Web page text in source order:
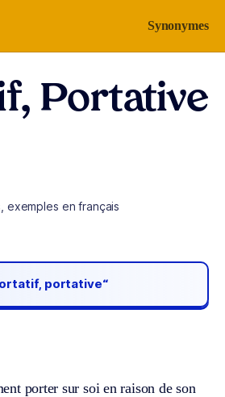
Synonymes
Portative
exemples en français
portative“
porter sur soi en raison de son